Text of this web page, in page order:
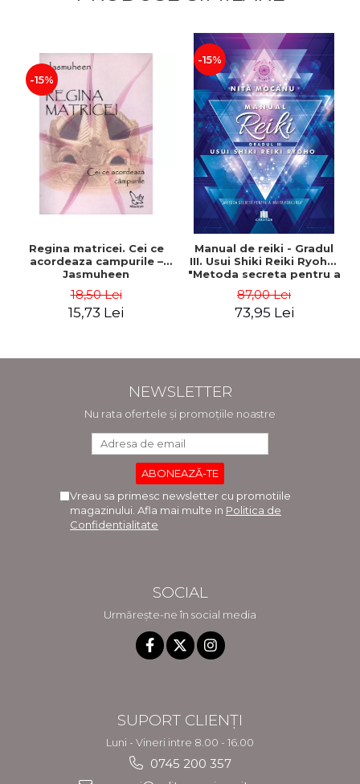
-15%
Regina matricei. Cei ce
acordeaza campurile –
Jasmuheen
18,50 Lei
15,73 Lei
-15%
Manual de reiki - Gradul
III. Usui Shiki Reiki Ryoho.
"Metoda secreta pentru a
invita fericirea" - Nita
Mocanu
87,00 Lei
73,95 Lei
NEWSLETTER
Nu rata ofertele și promoțiile noastre
Vreau sa primesc newsletter cu promotiile
magazinului. Afla mai multe in Politica de
Confidentialitate
SOCIAL
Urmărește-ne în social media
SUPORT CLIENȚI
Luni - Vineri intre 8.00 - 16.00
0745 200 357